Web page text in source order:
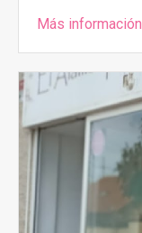
Más información